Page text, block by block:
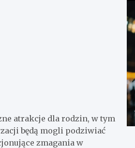
atrakcje dla rodzin, w tym
będą mogli podziwiać
zmagania w